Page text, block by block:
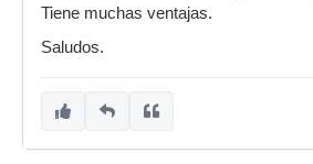
Tiene muchas ventajas.
Saludos.